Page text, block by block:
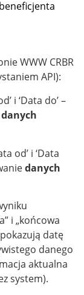
WWW CRBR
API):
i ‘Data do’ –
danych
od’ i ‘Data
danych
i „końcowa
datę
danego
aktualna
system).